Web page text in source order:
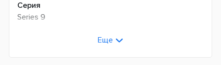
Серия
Series 9
Еще